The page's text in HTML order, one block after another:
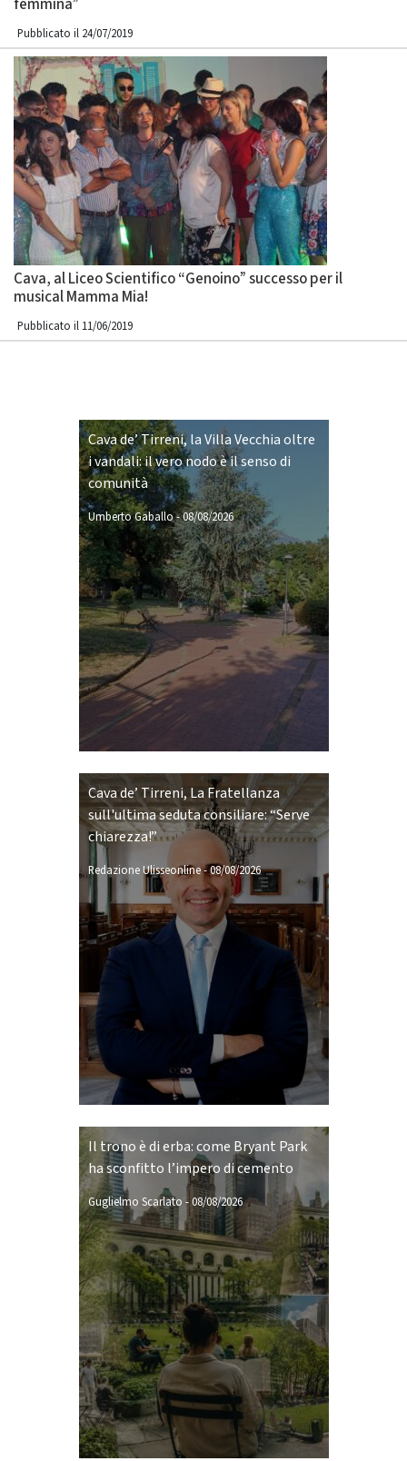
femmina”
Pubblicato il 24/07/2019
Cava, al Liceo Scientifico “Genoino” successo per il
musical Mamma Mia!
Pubblicato il 11/06/2019
Cava de’ Tirreni, la Villa Vecchia oltre
i vandali: il vero nodo è il senso di
comunità
Umberto Gaballo-08/08/2026
Cava de’ Tirreni, La Fratellanza
sull'ultima seduta consiliare: “Serve
chiarezza!”
Redazione Ulisseonline-08/08/2026
Il trono è di erba: come Bryant Park
ha sconfitto l’impero di cemento
Guglielmo Scarlato -08/08/2026